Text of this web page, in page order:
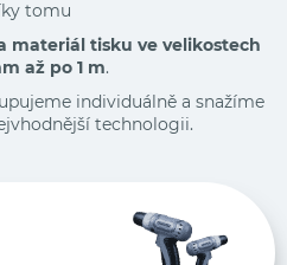
tomu
materiál tisku ve velikostech
až po1 m.
individuálně a snažíme
technologii.